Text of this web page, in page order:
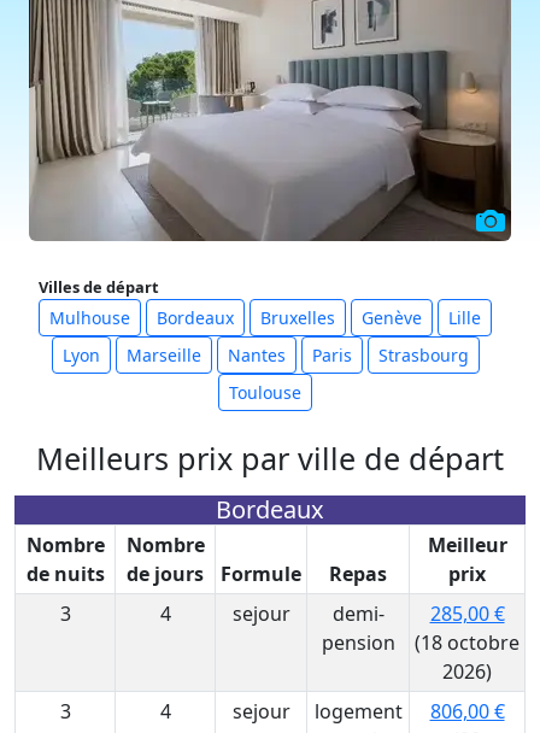
Villes de départ
Mulhouse Bordeaux Bruxelles Genève
Lille
Lyon
Marseille Nantes Paris
Strasbourg
Toulouse
Meilleurs prix par ville de départ
Bordeaux
Nombre
de nuits
Nombre
de jours
Formule Repas
Meilleur
prix
3
4 sejour
demi-
pension
285,00 €
(18 octobre
2026)
3
4 sejour
logement
806,00 €